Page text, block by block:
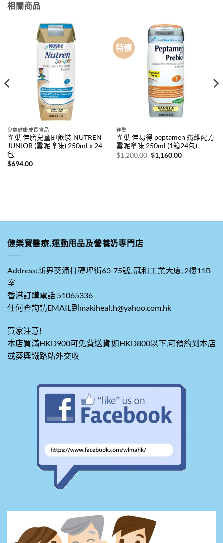
相關商品
兒童健康成長食品
雀巢 佳膳兒童即飲裝 NUTREN
JUNIOR (雲呢嗱味) 250ml x 24
包
$694.00
特價
雀巢
雀巢 佳易得 peptamen 纖維配方
雲呢拿味 250ml (1箱24包)
$1,200.00 原
$1,160.00目
健樂寶醫療,運動用品及營養奶專門店
Address:新界葵涌打磚坪街63-75號, 冠和工業大廈, 2樓11B
室
香港訂購電話 51065336
任何查詢請EMAIL到makihealth@yahoo.com.hk
買家注意!
本店買滿HKD900可免費送貨,如HKD800以下,可預約到本店
或葵興鐵路站外交收